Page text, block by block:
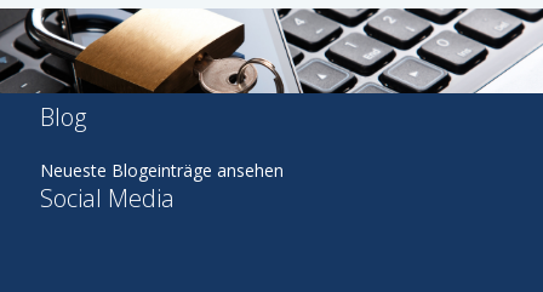
Blog
Neueste Blogeinträge ansehen
Social Media